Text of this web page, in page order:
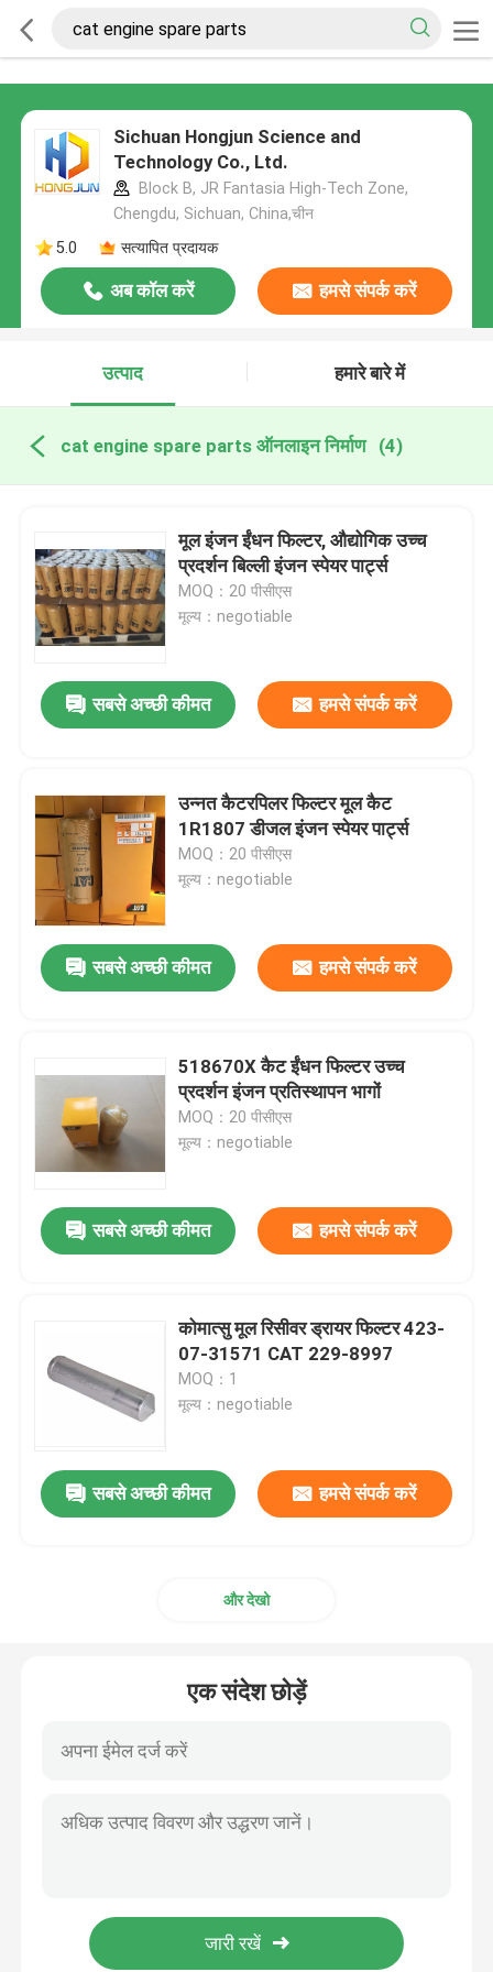
Sichuan Hongjun Science and
Technology Co., Ltd.
Block B, JR Fantasia High-Tech Zone,
Chengdu, Sichuan, China,चीन
5.0
सत्यापित प्रदायक
अब कॉल करें हमसे संपर्क करें
उत्पाद हमारे बारे में
cat engine spare parts ऑनलाइन निर्माण (4)
मूल इंजन ईंधन फिल्टर, औद्योगिक उच्च
प्रदर्शन बिल्ली इंजन स्पेयर पार्ट्स
MOQ：20 पीसीएस
मूल्य：negotiable
सबसे अच्छी कीमत हमसे संपर्क करें
उन्नत कैटरपिलर फिल्टर मूल कैट
1R1807 डीजल इंजन स्पेयर पार्ट्स
MOQ：20 पीसीएस
मूल्य：negotiable
सबसे अच्छी कीमत हमसे संपर्क करें
518670X कैट ईंधन फिल्टर उच्च
प्रदर्शन इंजन प्रतिस्थापन भागों
MOQ：20 पीसीएस
मूल्य：negotiable
सबसे अच्छी कीमत हमसे संपर्क करें
कोमात्सु मूल रिसीवर ड्रायर फिल्टर 423-
07-31571 CAT 229-8997
MOQ：1
मूल्य：negotiable
सबसे अच्छी कीमत हमसे संपर्क करें
और देखो
एक संदेश छोड़ें